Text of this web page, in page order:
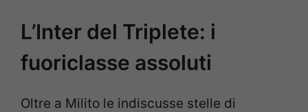
L’Inter del Triplete: i
fuoriclasse assoluti
Oltre a Milito le indiscusse stelle di